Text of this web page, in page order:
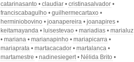
catarinasanto
claudiar
cristinasalvador
franciscabagulho
guilhermecartaxo
herminiobovino
joanapereira
joanapires
keitamayanda
luisestevao mariadias
marialuz
mariana
marianapinho
mariapicarra
mariaprata
martacacador
martalanca
martamestre
nadinesiegert
Nélida Brito